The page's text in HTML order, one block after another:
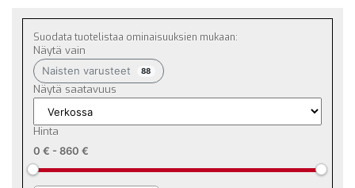
Suodata tuotelistaa ominaisuuksien mukaan:
Näytä vain
Naisten varusteet 88
Näytä saatavuus
Hinta
0 € - 860 €